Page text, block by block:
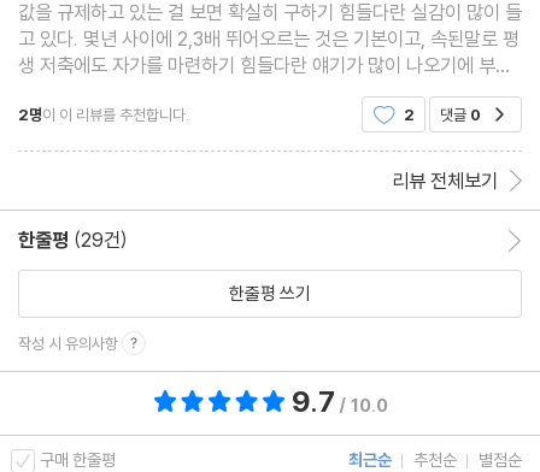
[용산구] 서울의 중심부, 그 가치를 찾아가는 지역
[tip] 절대 실패하지 않는 아파트 매수의 원칙
값을 규제하고 있는 걸 보면 확실히 구하기 힘들다란 실감이 많이 들
고 있다. 몇년 사이에 2,3배 뛰어오르는 것은 기본이고, 속된말로 평
생 저축에도 자가를 마련하기 힘들다란 얘기가 많이 나오기에 부동
산에 대한 부분은 아무래도 많이 걱정할 부분이기도 하다. 한편으론
나도 언젠간 집을 구해야할 입장이기에 요새
2명이 이 리뷰를 추천합니다. 2 댓글 0
리뷰 전체보기
한줄평 (29건)
한줄평 쓰기
작성 시 유의사항
9.7 / 10.0
구매 한줄평 최근순 추천순 별점순